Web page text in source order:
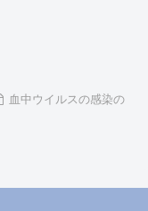
血中ウイルスの感染の